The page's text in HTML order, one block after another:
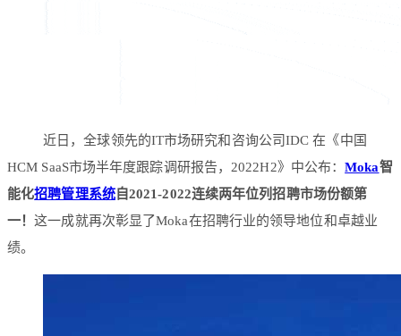
近日，全球领先的IT市场研究和咨询公司IDC 在《中国
HCM SaaS市场半年度跟踪调研报告，2022H2》中公布：Moka智
能化招聘管理系统自2021-2022连续两年位列招聘市场份额第
一！这一成就再次彰显了Moka在招聘行业的领导地位和卓越业
绩。